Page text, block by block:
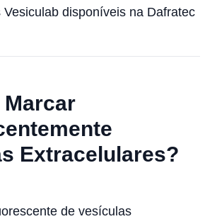
Vesiculab disponíveis na Dafratec
Marcar
Extracelulares?
de vesículas